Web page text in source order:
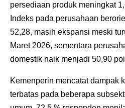
persediaan produk meningkat
Indeks pada perusahaan
52,28, masih ekspansi meski
Maret 2026, sementara
domestik naik menjadi 50,90
Kemenperin mencatat dampak
terbatas pada beberapa